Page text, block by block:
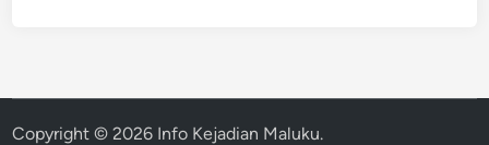
Copyright © 2026 Info Kejadian Maluku.